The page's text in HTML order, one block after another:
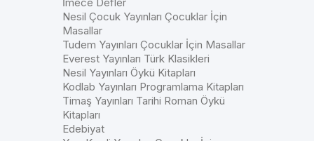
Nesil Çocuk Yayınları Çocuklar İçin
Masallar
Tudem Yayınları Çocuklar İçin Masallar
Everest Yayınları Türk Klasikleri
Nesil Yayınları Öykü Kitapları
Kodlab Yayınları Programlama Kitapları
Timaş Yayınları Tarihi Roman Öykü
Kitapları
Edebiyat